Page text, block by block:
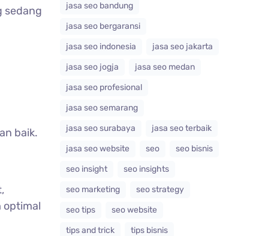
sedang
baik.
optimal
jasa seo bandung
jasa seo bergaransi
jasa seo indonesia
jasa seo jakarta
jasa seo jogja
jasa seo medan
jasa seo profesional
jasa seo semarang
jasa seo surabaya
jasa seo terbaik
jasa seo website
seo
seo bisnis
seo insight
seo insights
seo marketing
seo strategy
seo tips
seo website
tips and trick
tips bisnis